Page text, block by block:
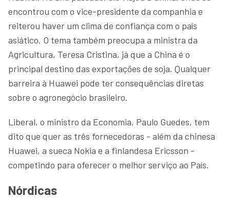
encontrou com o vice-presidente da companhia e
reiterou haver um clima de confiança com o país
asiático. O tema também preocupa a ministra da
Agricultura, Teresa Cristina, já que a China é o
principal destino das exportações de soja. Qualquer
barreira à Huawei pode ter consequências diretas
sobre o agronegócio brasileiro.
Liberal, o ministro da Economia, Paulo Guedes, tem
dito que quer as três fornecedoras - além da chinesa
Huawei, a sueca Nokia e a finlandesa Ericsson -
competindo para oferecer o melhor serviço ao País.
Nórdicas